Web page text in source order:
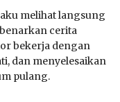
melihat langsung
cerita
bekerja dengan
dan menyelesaikan
pulang.